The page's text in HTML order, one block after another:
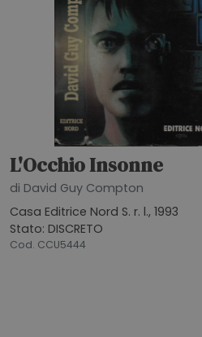
L'Occhio Insonne
di David Guy Compton
Casa Editrice Nord S. r. l., 1993
Stato: DISCRETO
Cod. CCU5444